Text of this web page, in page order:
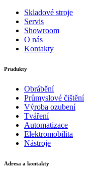
Skladové stroje
Servis
Showroom
O nás
Kontakty
Prudukty
Obrábění
Průmyslové čištění
Výroba ozubení
Tváření
Automatizace
Elektromobilita
Nástroje
Adresa a kontakty